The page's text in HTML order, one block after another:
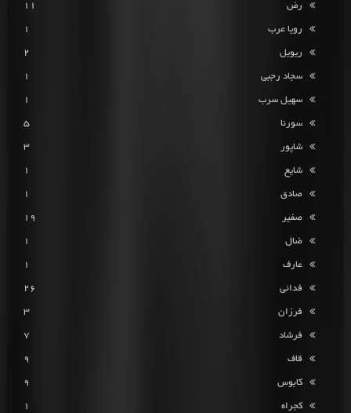
رض 11
رویا عرب 1
ریویل 2
سجاد رجبی 1
سهیل سرب 1
سورنا 5
شاپور 3
شایع 1
صادق 1
صفیر 19
ضال 1
عارف 1
فدائی 26
فرزان 3
فرشاد 7
قاف 9
کابوس 9
کجراه 1